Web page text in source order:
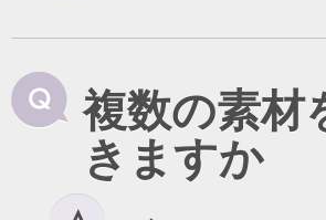
複数の素材
きますか